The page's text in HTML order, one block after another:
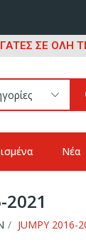
ΣΕ ΟΛΗ
Νέα
2021
JUMPY 2016-